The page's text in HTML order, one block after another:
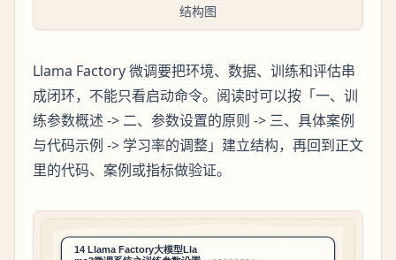
结构图
Llama Factory 微调要把环境、数据、训练和评估串
成闭环，不能只看启动命令。阅读时可以按「一、训
练参数概述 -> 二、参数设置的原则 -> 三、具体案例
与代码示例 -> 学习率的调整」建立结构，再回到正文
里的代码、案例或指标做验证。